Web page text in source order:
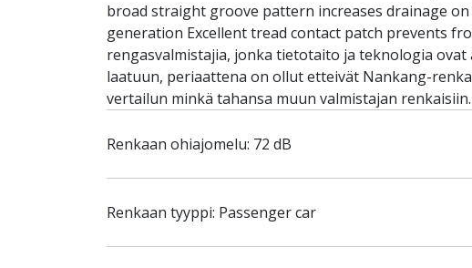
broad straight groove pattern increases drainage
generation Excellent tread contact patch prevents
rengasvalmistajia, jonka tietotaito ja teknologia
laatuun, periaattena on ollut etteivät Nankang-
vertailun minkä tahansa muun valmistajan renkaisiin.
Renkaan ohiajomelu: 72 dB
Renkaan tyyppi: Passenger car